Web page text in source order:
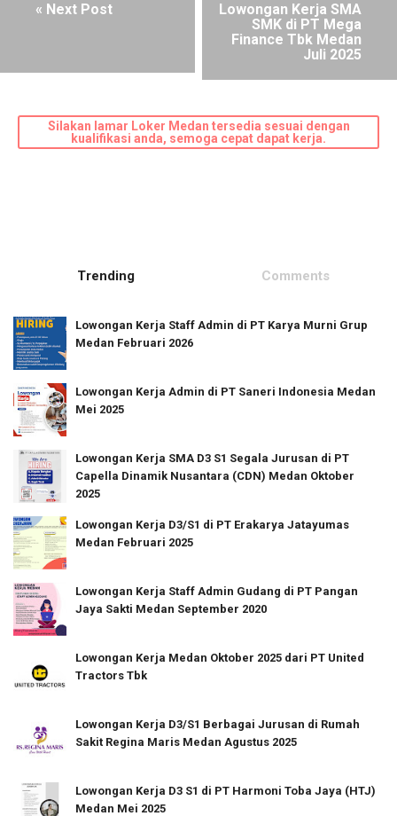
« Next Post
Lowongan Kerja SMA
SMK di PT Mega
Finance Tbk Medan
Juli 2025
Silakan lamar Loker Medan tersedia sesuai dengan
kualifikasi anda, semoga cepat dapat kerja.
Trending Comments
Lowongan Kerja Staff Admin di PT Karya Murni Grup
Medan Februari 2026
Lowongan Kerja Admin di PT Saneri Indonesia Medan
Mei 2025
Lowongan Kerja SMA D3 S1 Segala Jurusan di PT
Capella Dinamik Nusantara (CDN) Medan Oktober
2025
Lowongan Kerja D3/S1 di PT Erakarya Jatayumas
Medan Februari 2025
Lowongan Kerja Staff Admin Gudang di PT Pangan
Jaya Sakti Medan September 2020
Lowongan Kerja Medan Oktober 2025 dari PT United
Tractors Tbk
Lowongan Kerja D3/S1 Berbagai Jurusan di Rumah
Sakit Regina Maris Medan Agustus 2025
Lowongan Kerja D3 S1 di PT Harmoni Toba Jaya (HTJ)
Medan Mei 2025